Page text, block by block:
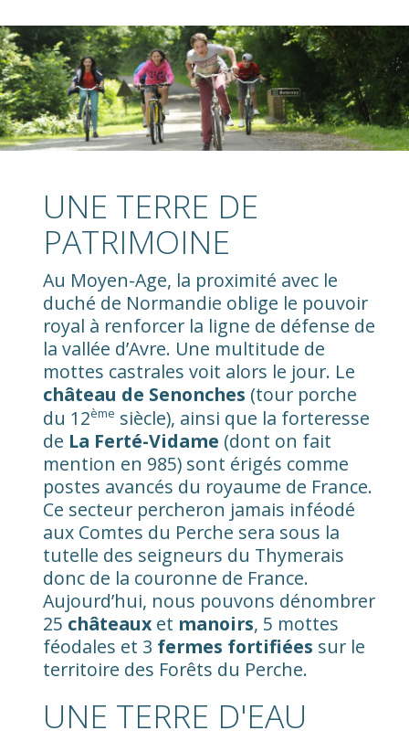
UNE TERRE DE
PATRIMOINE
Au Moyen-Age, la proximité avec le
duché de Normandie oblige le pouvoir
royal à renforcer la ligne de défense de
la vallée d’Avre. Une multitude de
mottes castrales voit alors le jour. Le
château de Senonches (tour porche
du 12ème siècle), ainsi que la forteresse
de La Ferté-Vidame (dont on fait
mention en 985) sont érigés comme
postes avancés du royaume de France.
Ce secteur percheron jamais inféodé
aux Comtes du Perche sera sous la
tutelle des seigneurs du Thymerais
donc de la couronne de France.
Aujourd’hui, nous pouvons dénombrer
25 châteauxet manoirs, 5 mottes
féodales et 3 fermes fortifiées sur le
territoire des Forêts du Perche.
UNE TERRE D'EAU